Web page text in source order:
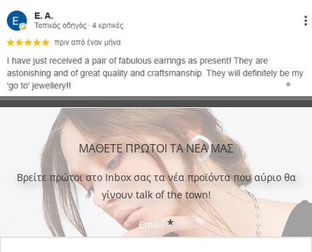
ΜΑΘΕΤΕ ΠΡΩΤΟΙ ΤΑ ΝΕΑ ΜΑΣ
Bρείτε πρώτοι στο Inbox σας τα νέα προϊόντα που αύριο θα
γίνουν talk of the town!
Email *